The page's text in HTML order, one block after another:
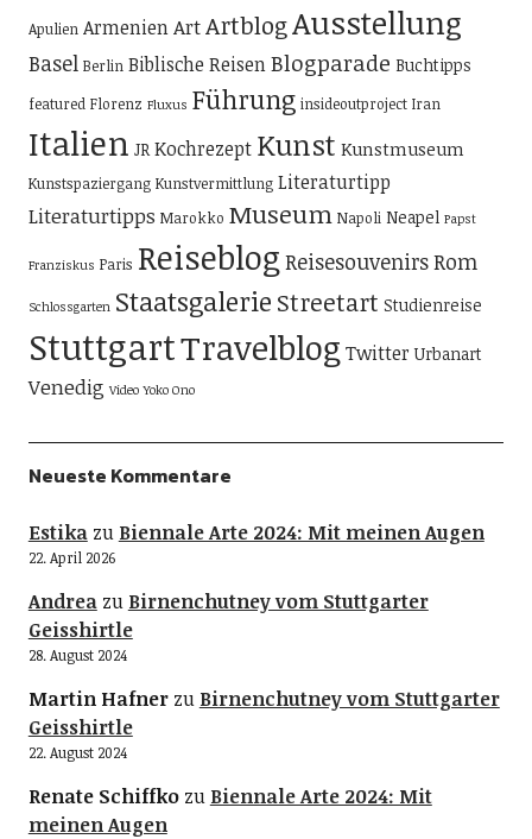
Apulien ArmenienArtArtblogAusstellung
Basel Berlin Biblische ReisenBlogparade Buchtipps
featured Florenz Fluxus Führung insideoutproject Iran
Italien JR Kochrezept Kunst Kunstmuseum
Kunstspaziergang Kunstvermittlung Literaturtipp
Literaturtipps Marokko Museum Napoli Neapel Papst
Franziskus Paris Reiseblog ReisesouvenirsRom
Schlossgarten Staatsgalerie Streetart Studienreise
StuttgartTravelblog Twitter Urbanart
Venedig Video Yoko Ono
Neueste Kommentare
Estikazu Biennale Arte 2024: Mit meinen Augen
22. April 2026
Andreazu Birnenchutney vom Stuttgarter
Geisshirtle
28. August 2024
Martin Hafnerzu Birnenchutney vom Stuttgarter
Geisshirtle
22. August 2024
Renate Schiffkozu Biennale Arte 2024: Mit
meinen Augen